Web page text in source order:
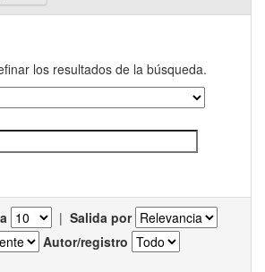
los resultados de la búsqueda.
| Salida por
Autor/registro